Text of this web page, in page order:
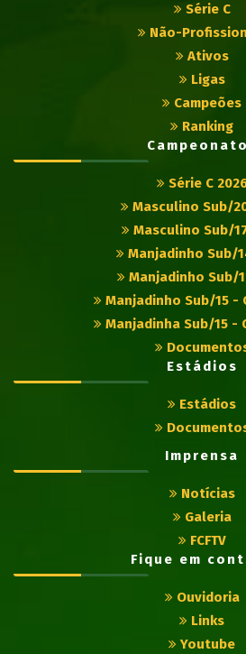
Série C
Não-
Ativos
Ligas
Campeões
Ranking
Série C
Masculino Sub/
Masculino Sub/
Manjadinho Sub/
Manjadinho Sub/
Manjadinho Sub/15 -
Manjadinha Sub/15 -
Estádios
Estádios
Imprensa
Notícias
Galeria
FCFTV
Fique em
Ouvidoria
Links
Youtube